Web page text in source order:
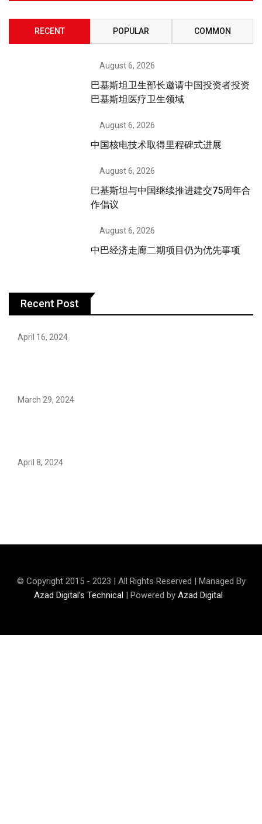
RECENT POPULAR COMMON
August 6, 2026
巴基斯坦卫生部长邀请中国投资者投资
巴基斯坦医疗卫生领域
August 6, 2026
中国核电技术取得里程碑式进展
August 6, 2026
巴基斯坦与中国继续推进建交75周年合
作倡议
August 6, 2026
中巴经济走廊二期项目仍为优先事项
Recent Post
April 16, 2024
March 29, 2024
April 8, 2024
© Copyright 2015 - 2023 | All Rights Reserved | Managed By
Azad Digital's Technical | Powered by Azad Digital